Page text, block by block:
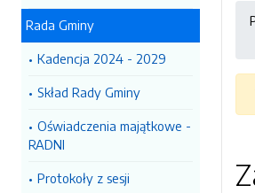
Rada Gminy
Kadencja 2024 - 2029
Skład Rady Gminy
Oświadczenia majątkowe -
RADNI
Protokoły z sesji